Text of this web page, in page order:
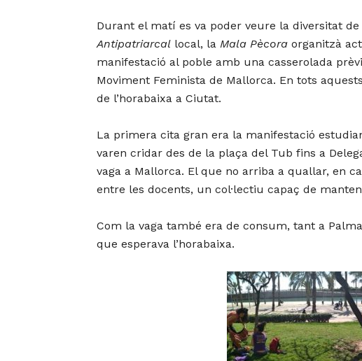
Durant el matí es va poder veure la diversitat
Antipatriarcal local, la Mala Pècora organitzà
manifestació al poble amb una casserolada
Moviment Feminista de Mallorca. En tots
de l’horabaixa a Ciutat.
La primera cita gran era la manifestació
varen cridar des de la plaça del Tub fins a
vaga a Mallorca. El que no arriba a quallar, en
entre les docents, un col·lectiu capaç de
Com la vaga també era de consum, tant a
que esperava l’horabaixa.